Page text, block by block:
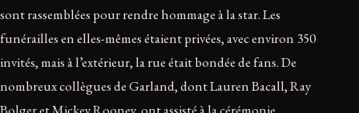
sont rassemblées pour rendre hommage à la star. Les
funérailles en elles-mêmes étaient privées, avec environ 350
invités, mais à l’extérieur, la rue était bondée de fans. De
nombreux collègues de Garland, dont Lauren Bacall, Ray